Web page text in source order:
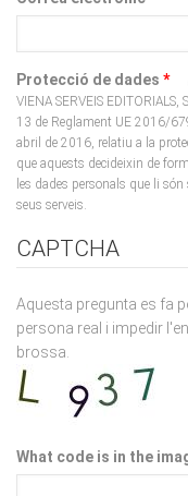
Protecció de dades*
VIENA SERVEIS
13 de Reglament UE 2016/
abril de 2016, relatiu a la
que aquests decideixin de
les dades personals que li
seus serveis.
CAPTCHA
Aquesta pregunta es fa
persona real i impedir